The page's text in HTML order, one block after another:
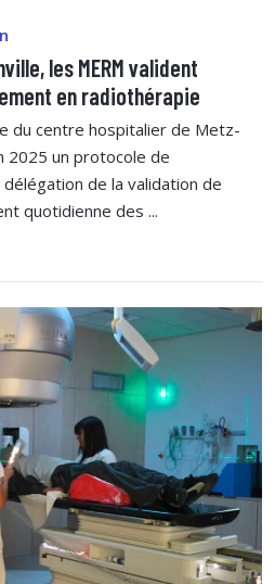
les MERM valident
en radiothérapie
du centre hospitalier de Metz-
2025 un protocole de
de la validation de
quotidienne des ...